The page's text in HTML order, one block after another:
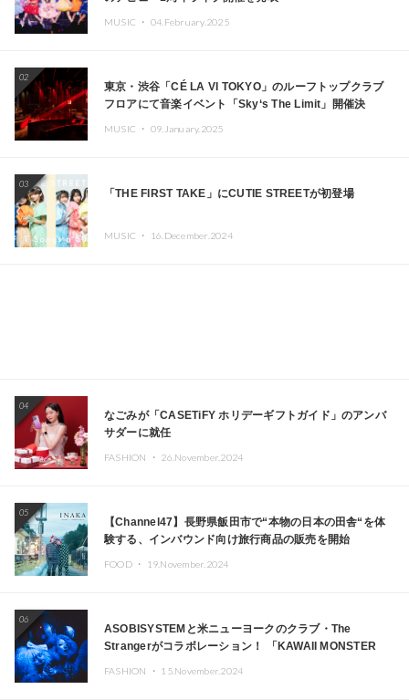
MUSIC ・ 04.February.2025
02
東京・渋谷「CÉ LA VI TOKYO」のルーフトップクラブ
フロアにて音楽イベント「Sky‘s The Limit」開催決
MUSIC ・ 09.January.2025
03
「THE FIRST TAKE」にCUTIE STREETが初登場
MUSIC ・ 16.December.2024
04
なごみが「CASETiFY ホリデーギフトガイド」のアンバ
サダーに就任
FASHION ・ 26.November.2024
05
【Channel47】長野県飯田市で“本物の日本の田舎“を体
験する、インバウンド向け旅行商品の販売を開始
FOOD ・ 19.November.2024
06
ASOBISYSTEMと米ニューヨークのクラブ・The
Strangerがコラボレーション！ 「KAWAII MONSTER
FASHION ・ 15.November.2024